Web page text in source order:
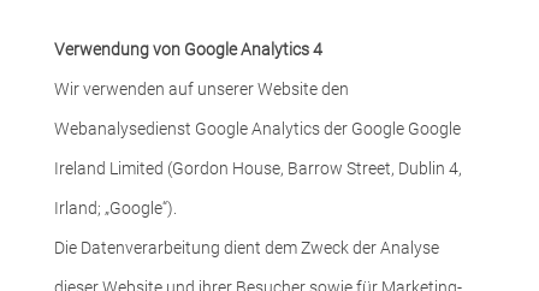
Verwendung von Google Analytics 4
Wir verwenden auf unserer Website den
Webanalysedienst Google Analytics der Google Google
Ireland Limited (Gordon House, Barrow Street, Dublin 4,
Irland; „Google“).
Die Datenverarbeitung dient dem Zweck der Analyse